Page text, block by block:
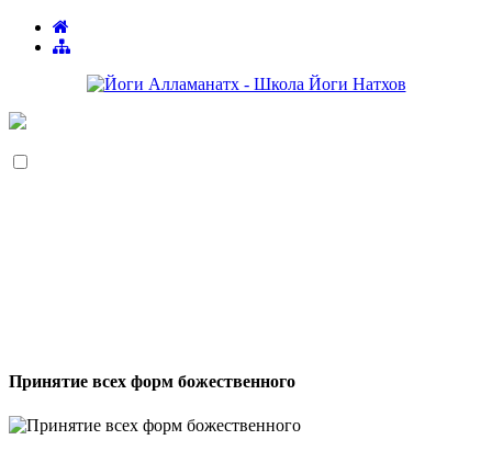
Принятие всех форм божественного